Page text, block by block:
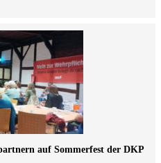
auf Sommerfest der DKP